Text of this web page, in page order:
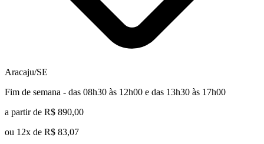
Aracaju/SE
Fim de semana - das 08h30 às 12h00 e das 13h30 às 17h00
a partir de R$ 890,00
ou 12x de R$ 83,07